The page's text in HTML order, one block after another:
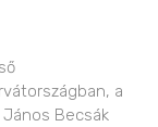
a
Becsák